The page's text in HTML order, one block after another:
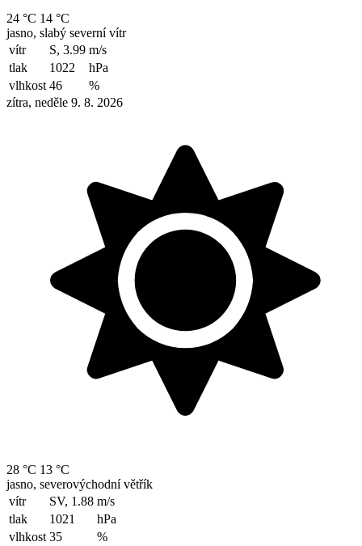
24 °C 14 °C
jasno, slabý severní vítr
vítr
S, 3.99 m/s
tlak
1022
hPa
vlhkost 46
%
zítra, neděle 9. 8. 2026
28 °C 13 °C
jasno, severovýchodní větřík
vítr
SV, 1.88 m/s
tlak
1021
hPa
vlhkost 35
%